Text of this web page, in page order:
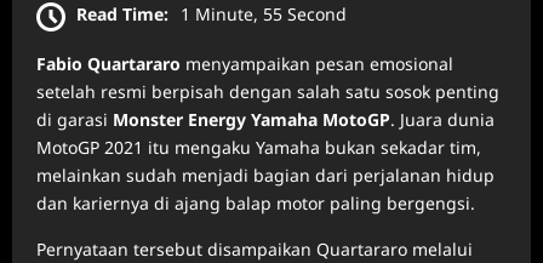
Read Time: 1 Minute, 55 Second
Fabio Quartararo menyampaikan pesan emosional
setelah resmi berpisah dengan salah satu sosok penting
di garasi Monster Energy Yamaha MotoGP. Juara dunia
MotoGP 2021 itu mengaku Yamaha bukan sekadar tim,
melainkan sudah menjadi bagian dari perjalanan hidup
dan kariernya di ajang balap motor paling bergengsi.
Pernyataan tersebut disampaikan Quartararo melalui